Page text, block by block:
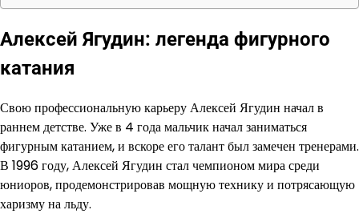
Алексей Ягудин: легенда фигурного
катания
Свою профессиональную карьеру Алексей Ягудин начал в
раннем детстве. Уже в 4 года мальчик начал заниматься
фигурным катанием, и вскоре его талант был замечен тренерами.
В 1996 году, Алексей Ягудин стал чемпионом мира среди
юниоров, продемонстрировав мощную технику и потрясающую
харизму на льду.